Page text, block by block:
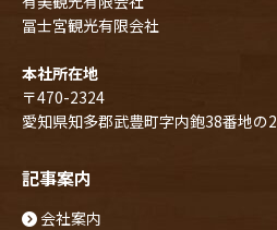
冨士宮観光有限会社
本社所在地
〒470-2324
愛知県知多郡武豊町字内鉋38番地の2
記事案内
会社案内